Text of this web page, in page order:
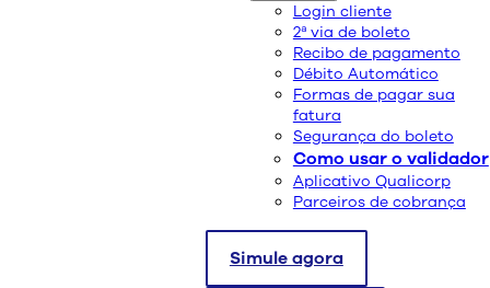
Login cliente
2ª via de boleto
Recibo de pagamento
Débito Automático
Formas de pagar sua
fatura
Segurança do boleto
Como usar o validador
Aplicativo Qualicorp
Parceiros de cobrança
Simule agora
A Qualicorp realizou, nesta quinta-feira (05/03),
uma transmissão ao vivo com o superintendente
médico da Companhia, Dr. Celso Evangelista, para
esclarecer dúvidas sobre o novo coronavírus.
Durante mais de 40 minutos, o profissional
explicou o que é o vírus e destacou as diferenças
com entre o COVID-19 e a gripe comum.